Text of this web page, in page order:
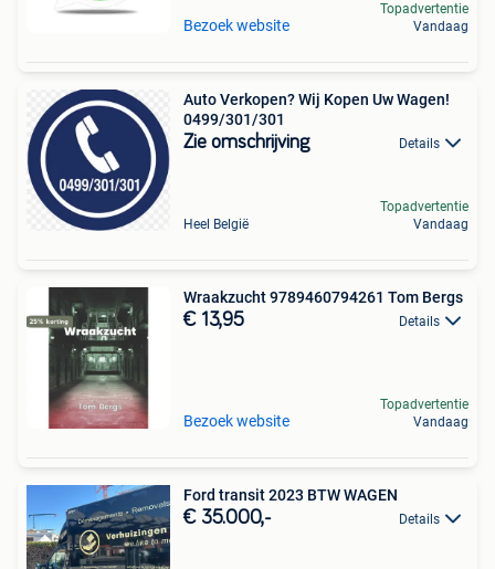
Bezoek website
Topadvertentie
Vandaag
Auto Verkopen? Wij Kopen Uw Wagen!
0499/301/301
Zie omschrijving Details
Heel België
Topadvertentie
Vandaag
Wraakzucht 9789460794261 Tom Bergs
€ 13,95 Details
Bezoek website
Topadvertentie
Vandaag
Ford transit 2023 BTW WAGEN
€ 35.000,- Details